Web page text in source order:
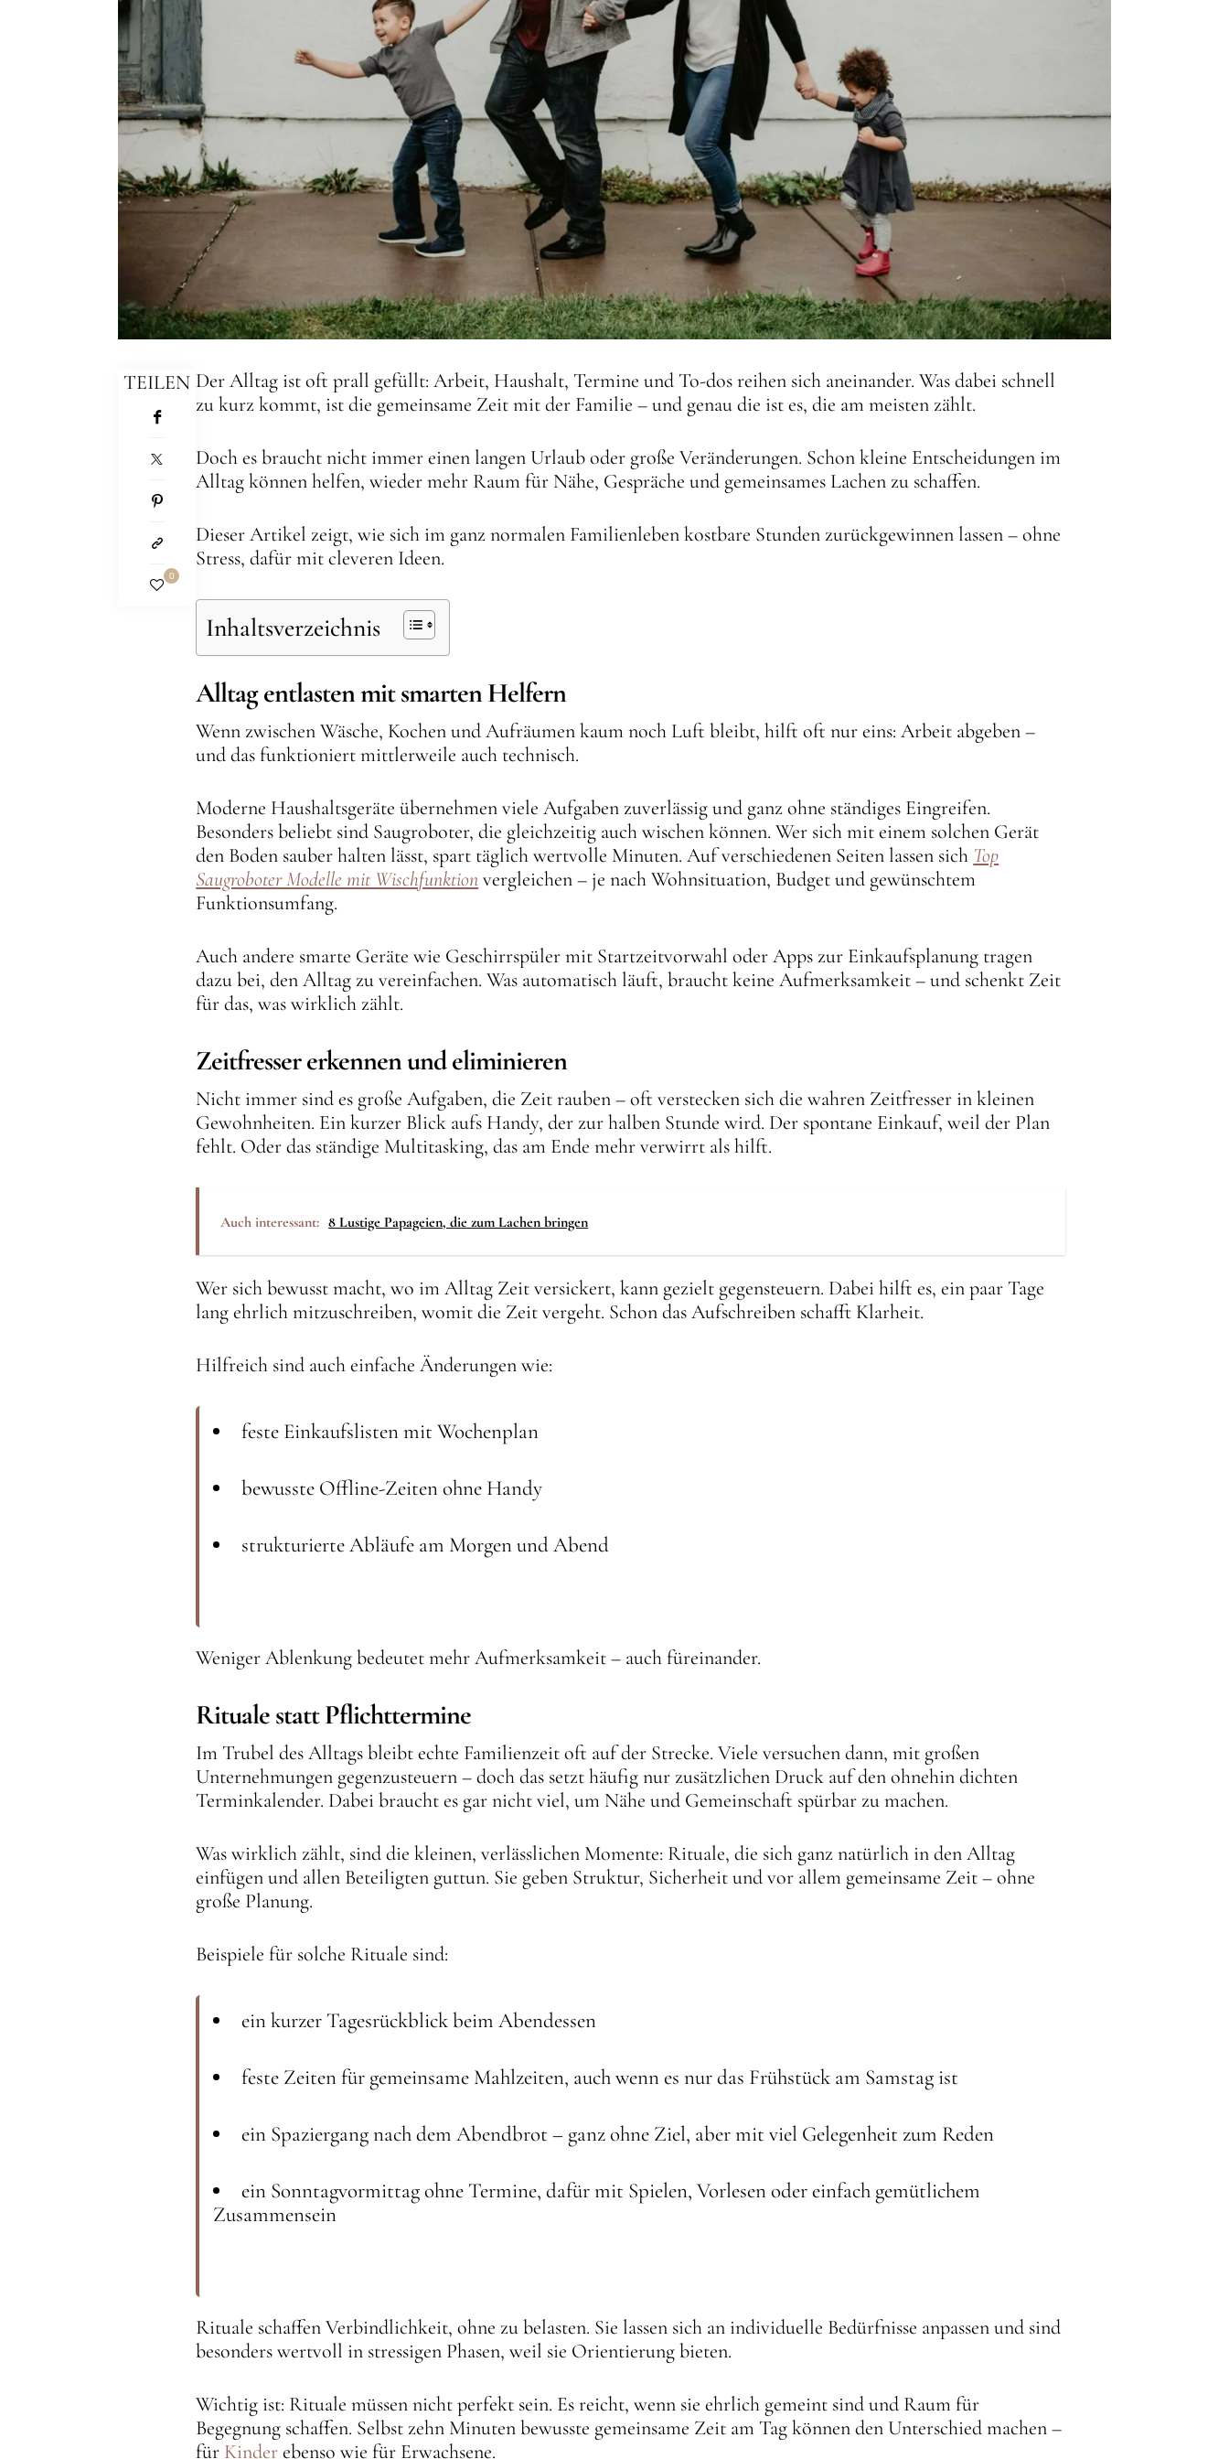
TEILEN
0
Der Alltag ist oft prall gefüllt: Arbeit, Haushalt, Termine und To-dos reihen sich aneinander. Was dabei schnell
zu kurz kommt, ist die gemeinsame Zeit mit der Familie – und genau die ist es, die am meisten zählt.
Doch es braucht nicht immer einen langen Urlaub oder große Veränderungen. Schon kleine Entscheidungen im
Alltag können helfen, wieder mehr Raum für Nähe, Gespräche und gemeinsames Lachen zu schaffen.
Dieser Artikel zeigt, wie sich im ganz normalen Familienleben kostbare Stunden zurückgewinnen lassen – ohne
Stress, dafür mit cleveren Ideen.
Inhaltsverzeichnis
Alltag entlasten mit smarten Helfern
Wenn zwischen Wäsche, Kochen und Aufräumen kaum noch Luft bleibt, hilft oft nur eins: Arbeit abgeben –
und das funktioniert mittlerweile auch technisch.
Moderne Haushaltsgeräte übernehmen viele Aufgaben zuverlässig und ganz ohne ständiges Eingreifen.
Besonders beliebt sind Saugroboter, die gleichzeitig auch wischen können. Wer sich mit einem solchen Gerät
den Boden sauber halten lässt, spart täglich wertvolle Minuten. Auf verschiedenen Seiten lassen sich Top
Saugroboter Modelle mit Wischfunktionvergleichen – je nach Wohnsituation, Budget und gewünschtem
Funktionsumfang.
Auch andere smarte Geräte wie Geschirrspüler mit Startzeitvorwahl oder Apps zur Einkaufsplanung tragen
dazu bei, den Alltag zu vereinfachen. Was automatisch läuft, braucht keine Aufmerksamkeit – und schenkt Zeit
für das, was wirklich zählt.
Zeitfresser erkennen und eliminieren
Nicht immer sind es große Aufgaben, die Zeit rauben – oft verstecken sich die wahren Zeitfresser in kleinen
Gewohnheiten. Ein kurzer Blick aufs Handy, der zur halben Stunde wird. Der spontane Einkauf, weil der Plan
fehlt. Oder das ständige Multitasking, das am Ende mehr verwirrt als hilft.
Auch interessant: 8 Lustige Papageien, die zum Lachen bringen
Wer sich bewusst macht, wo im Alltag Zeit versickert, kann gezielt gegensteuern. Dabei hilft es, ein paar Tage
lang ehrlich mitzuschreiben, womit die Zeit vergeht. Schon das Aufschreiben schafft Klarheit.
Hilfreich sind auch einfache Änderungen wie:
feste Einkaufslisten mit Wochenplan
bewusste Offline-Zeiten ohne Handy
strukturierte Abläufe am Morgen und Abend
Weniger Ablenkung bedeutet mehr Aufmerksamkeit – auch füreinander.
Rituale statt Pflichttermine
Im Trubel des Alltags bleibt echte Familienzeit oft auf der Strecke. Viele versuchen dann, mit großen
Unternehmungen gegenzusteuern – doch das setzt häufig nur zusätzlichen Druck auf den ohnehin dichten
Terminkalender. Dabei braucht es gar nicht viel, um Nähe und Gemeinschaft spürbar zu machen.
Was wirklich zählt, sind die kleinen, verlässlichen Momente: Rituale, die sich ganz natürlich in den Alltag
einfügen und allen Beteiligten guttun. Sie geben Struktur, Sicherheit und vor allem gemeinsame Zeit – ohne
große Planung.
Beispiele für solche Rituale sind:
ein kurzer Tagesrückblick beim Abendessen
feste Zeiten für gemeinsame Mahlzeiten, auch wenn es nur das Frühstück am Samstag ist
ein Spaziergang nach dem Abendbrot – ganz ohne Ziel, aber mit viel Gelegenheit zum Reden
ein Sonntagvormittag ohne Termine, dafür mit Spielen, Vorlesen oder einfach gemütlichem
Zusammensein
Rituale schaffen Verbindlichkeit, ohne zu belasten. Sie lassen sich an individuelle Bedürfnisse anpassen und sind
besonders wertvoll in stressigen Phasen, weil sie Orientierung bieten.
Wichtig ist: Rituale müssen nicht perfekt sein. Es reicht, wenn sie ehrlich gemeint sind und Raum für
Begegnung schaffen. Selbst zehn Minuten bewusste gemeinsame Zeit am Tag können den Unterschied machen –
für Kinderebenso wie für Erwachsene.